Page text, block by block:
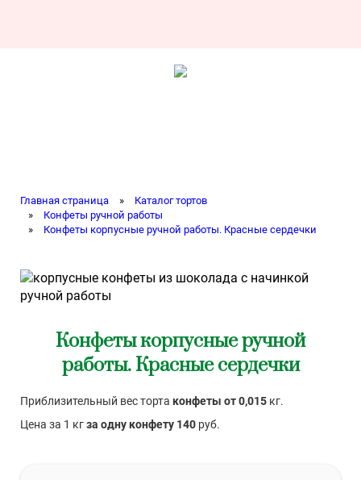
Главная страница »
Каталог тортов
»
Конфеты ручной работы
»
Конфеты корпусные ручной работы. Красные сердечки
Конфеты корпусные ручной
работы. Красные сердечки
Приблизительный вес торта конфеты от 0,015 кг.
Цена за 1 кгза одну конфету 140 руб.